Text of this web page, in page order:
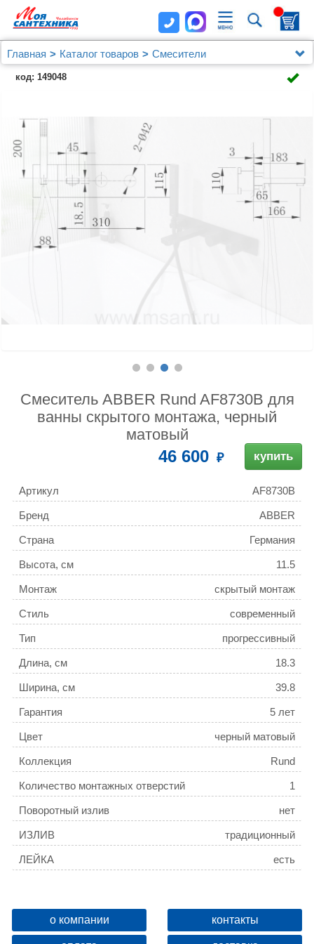
Главная Каталог товаров
Смесители
Смеситель ABBER Rund AF8730B для ванны
скрытого монтажа, черный матовый
код: 149048
Смеситель ABBER Rund AF8730B для
ванны скрытого монтажа, черный
матовый
46 600 купить
Артикул AF8730B
Бренд ABBER
Страна Германия
Высота, см 11.5
Монтаж скрытый монтаж
Стиль современный
Тип прогрессивный
Длина, см 18.3
Ширина, см 39.8
Гарантия 5 лет
Цвет черный матовый
Коллекция Rund
Количество монтажных отверстий 1
Поворотный излив нет
ИЗЛИВ традиционный
ЛЕЙКА есть
о компании контакты